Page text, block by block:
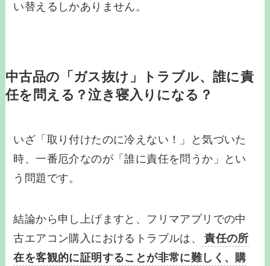
い替えるしかありません。
中古品の「ガス抜け」トラブル、誰に責
任を問える？泣き寝入りになる？
いざ「取り付けたのに冷えない！」と気づいた
時、一番厄介なのが「誰に責任を問うか」とい
う問題です。
結論から申し上げますと、フリマアプリでの中
古エアコン購入におけるトラブルは、
責任の所
在を客観的に証明することが非常に難しく、購